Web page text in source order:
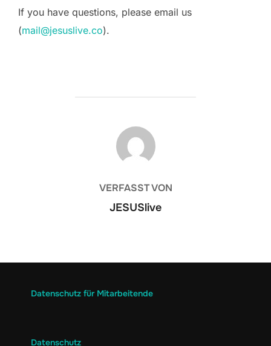
If you have questions, please email us
(mail@jesuslive.co).
BEITRAGSAUTOR
VERFASST VON
JESUSlive
Datenschutz für Mitarbeitende
Datenschutz